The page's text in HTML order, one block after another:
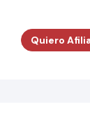
Quiero